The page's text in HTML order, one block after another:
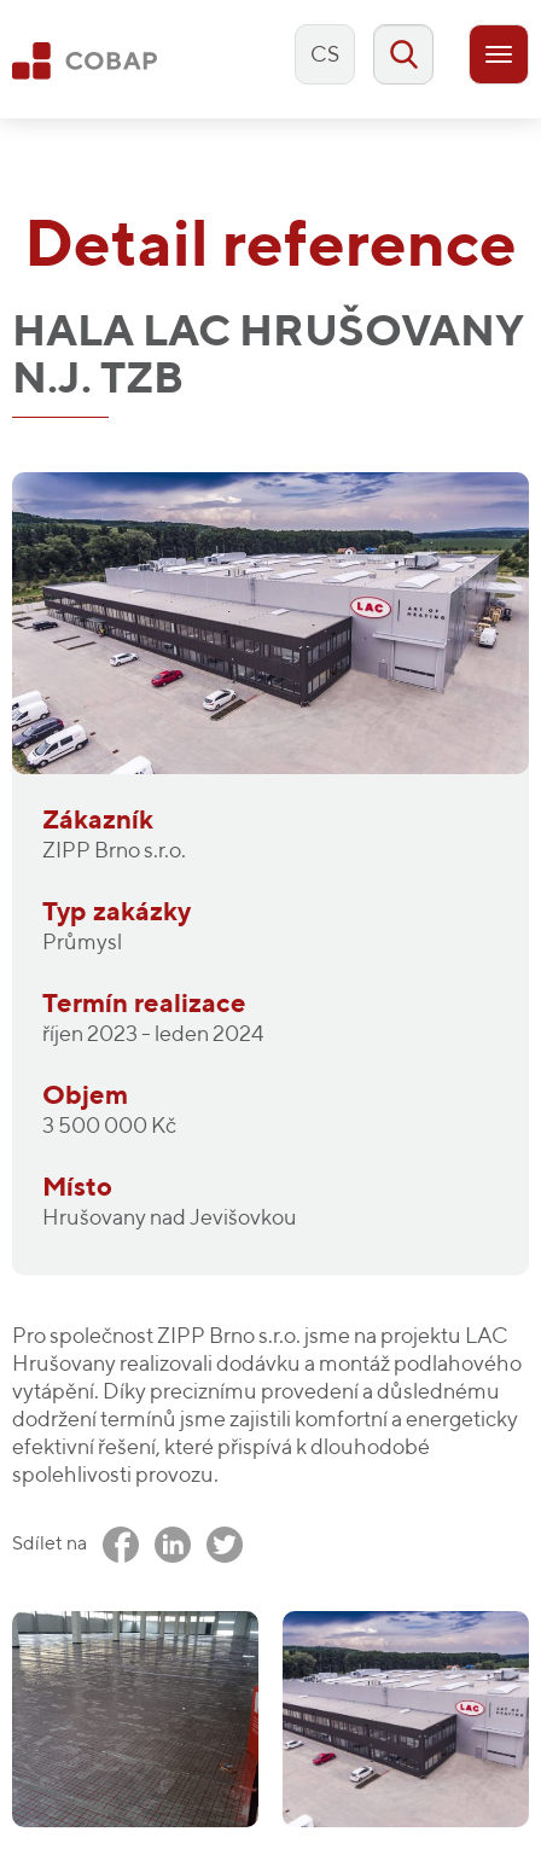
CS
Detail reference
HALA LAC HRUŠOVANY
N.J. TZB
Zákazník
ZIPP Brno s.r.o.
Typ zakázky
Průmysl
Termín realizace
říjen 2023 - leden 2024
Objem
3 500 000 Kč
Místo
Hrušovany nad Jevišovkou
Pro společnost ZIPP Brno s.r.o. jsme na projektu LAC
Hrušovany realizovali dodávku a montáž podlahového
vytápění. Díky preciznímu provedení a důslednému
dodržení termínů jsme zajistili komfortní a energeticky
efektivní řešení, které přispívá k dlouhodobé
spolehlivosti provozu.
Sdílet na